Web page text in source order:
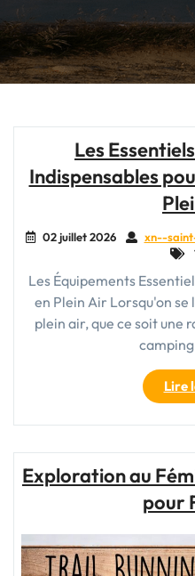
Les
Indispensables
02 juillet 2026 xn--
Les Équipements
en Plein Air Lorsqu'on se
plein air, que ce soit une
Lire
Exploration au
pour